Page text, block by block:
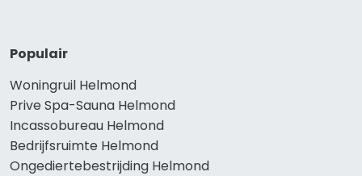
Populair
Woningruil Helmond
Prive Spa-Sauna Helmond
Incassobureau Helmond
Bedrijfsruimte Helmond
Ongediertebestrijding Helmond